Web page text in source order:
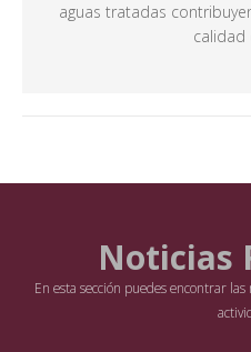
aguas tratadas
calidad
Noticias
En esta sección puedes encontrar